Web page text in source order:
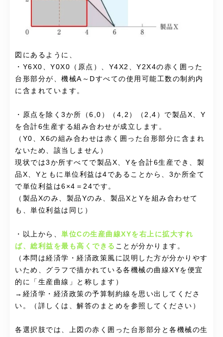
図にあるように、
・Y6X0、Y0X0（原点）、Y4X2、Y2X4の赤く囲った
台形部分が、機械A～Dすべての使用可能工数の制約内
に含まれています。
・原点を除く3か所（6,0）（4,2）（2,4）で製品X、Y
を合計6生産する組み合わせが成立します。
（Y0、X6の組み合わせは赤く囲った台形部分に含まれ
ないため、該当しません）
現状では3か所すべてで製品X、Yを合計6生産でき、製
品X、Yともに単位利益は4であることから、3か所全て
で単位利益は6×4＝24です。
（製品Xのみ、製品Yのみ、製品XとYを組み合わせて
も、単位利益は同じ）
・以上から、 単位Cの生産曲線XYを右上に拡大すれ
ば、総利益を最も高くできる ことが分かります。
（本問は経済学・経済政策風に説明した方が分かりやす
いため、 グラフで描かれている各機械の曲線XYを便宜
的に「生産曲線」と称します）
→経済学・経済政策の予算制約線を思い出してくださ
い。（詳しくは、解答のまとめを参照してください）
各選択肢では、上図の赤く囲った台形部分と各機械の生